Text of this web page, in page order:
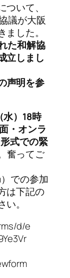
いて、
議が大阪
した。
た和解協
立しまし
声明を参
水）18時
・オンラ
式での緊
奮ってご
での参加
は下記の
。
d/e